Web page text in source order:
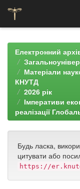
navigationЕлектронний
Матеріали
КНУТД
2026 рік
Імперативи
реалізації
Будь ласка,
цитувати або
https://